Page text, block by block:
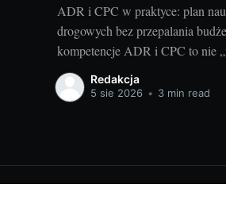
ADR i CPC w praktyce: plan
drogowych bez przepalania
kompetencje ADR i CPC to nie
tarcza przed karami, przestojami
wiadomość: da się je zbudować
Redakcja
5 sie 2026 • 3 min read